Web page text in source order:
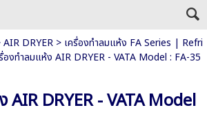
AIR DRYER> เครื่องทำลมแห้ง FA Series | Refri
องทำลมแห้ง AIR DRYER - VATA Model : FA-35
AIR DRYER - VATA Model